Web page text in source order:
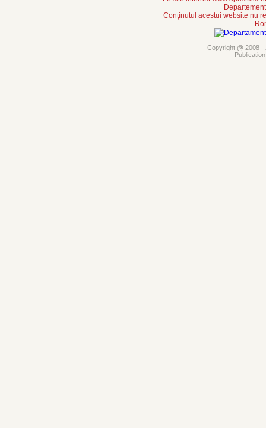
Conținutul acestui website nu
Copyright @ 2008 -